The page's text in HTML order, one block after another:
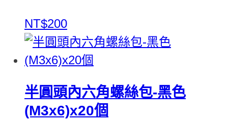
NT$200
半圓頭內六角螺絲包-黑色
(M3x6)x20個